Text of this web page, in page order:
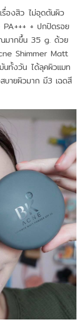
รื่องสิว ไม่อุดตันผิว
+ ปกปิดรอย
ณมากขึ้น 35 g. ด้วย
Shimmer Matt
ทั้งวัน ได้ลุคผิวเเมท
สบายผิวมาก มี3 เฉดสี